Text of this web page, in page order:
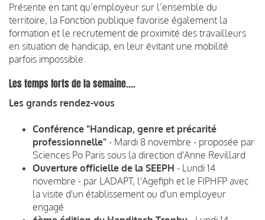
Présente en tant qu’employeur sur l’ensemble du
territoire, la Fonction publique favorise également la
formation et le recrutement de proximité des travailleurs
en situation de handicap, en leur évitant une mobilité
parfois impossible.
Les temps forts de la semaine....
Les grands rendez-vous
Conférence "Handicap, genre et précarité
professionnelle" - Mardi 8 novembre - proposée par
Sciences Po Paris sous la direction d'Anne Revillard
Ouverture officielle de la SEEPH - Lundi 14
novembre - par LADAPT, l'Agefiph et le FIPHFP avec
la visite d'un établissement ou d'un employeur
engagé